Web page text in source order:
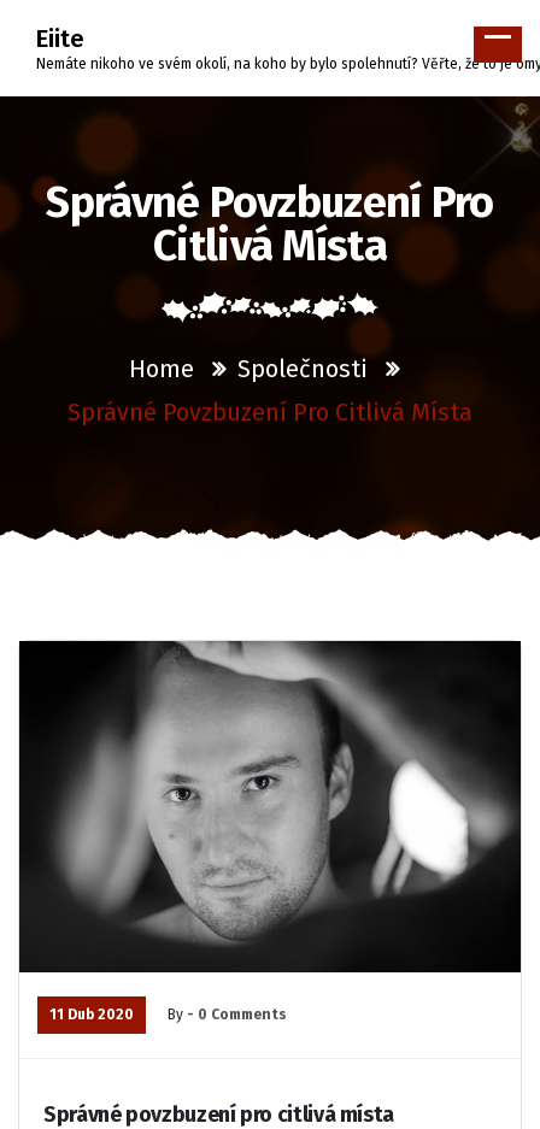
content
Eiite
Nemáte nikoho ve svém okolí, na koho by bylo spolehnutí? Věřte, že to je
Správné Povzbuzení Pro
Citlivá Místa
Home
Společnosti
Správné Povzbuzení Pro Citlivá Místa
11 Dub 2020 By - 0 Comments
Správné povzbuzení pro citlivá místa